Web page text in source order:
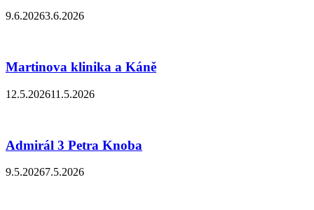
9.6.20263.6.2026
Martinova klinika a Káně
12.5.202611.5.2026
Admirál 3 Petra Knoba
9.5.20267.5.2026